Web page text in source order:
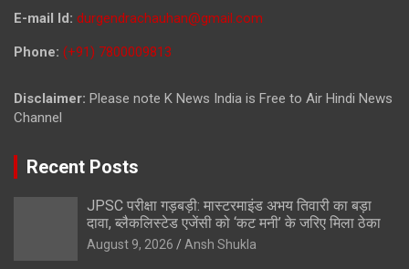
E-mail Id: durgendrachauhan@gmail.com
Phone: (+91) 7800009813
Disclaimer: Please note K News India is Free to Air Hindi News
Channel
Recent Posts
JPSC परीक्षा गड़बड़ी: मास्टरमाइंड अभय तिवारी का बड़ा
दावा, ब्लैकलिस्टेड एजेंसी को ‘कट मनी’ के जरिए मिला ठेका
August 9, 2026 Ansh Shukla